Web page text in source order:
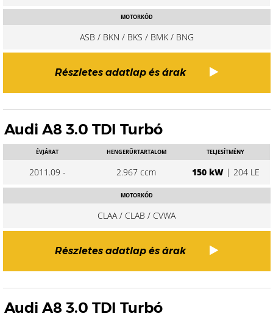
MOTORKÓD
ASB / BKN / BKS / BMK / BNG
Részletes adatlap és árak
Audi A8 3.0 TDI Turbó
ÉVJÁRAT
2011.09 -
HENGERŰRTARTALOM
2.967 ccm
TELJESÍTMÉNY
150 kW| 204 LE
MOTORKÓD
CLAA / CLAB / CVWA
Részletes adatlap és árak
Audi A8 3.0 TDI Turbó